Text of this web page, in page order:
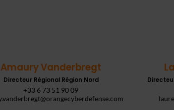
Amaury Vanderbregt
Directeur Régional Région Nord
+33 6 73 51 90 09